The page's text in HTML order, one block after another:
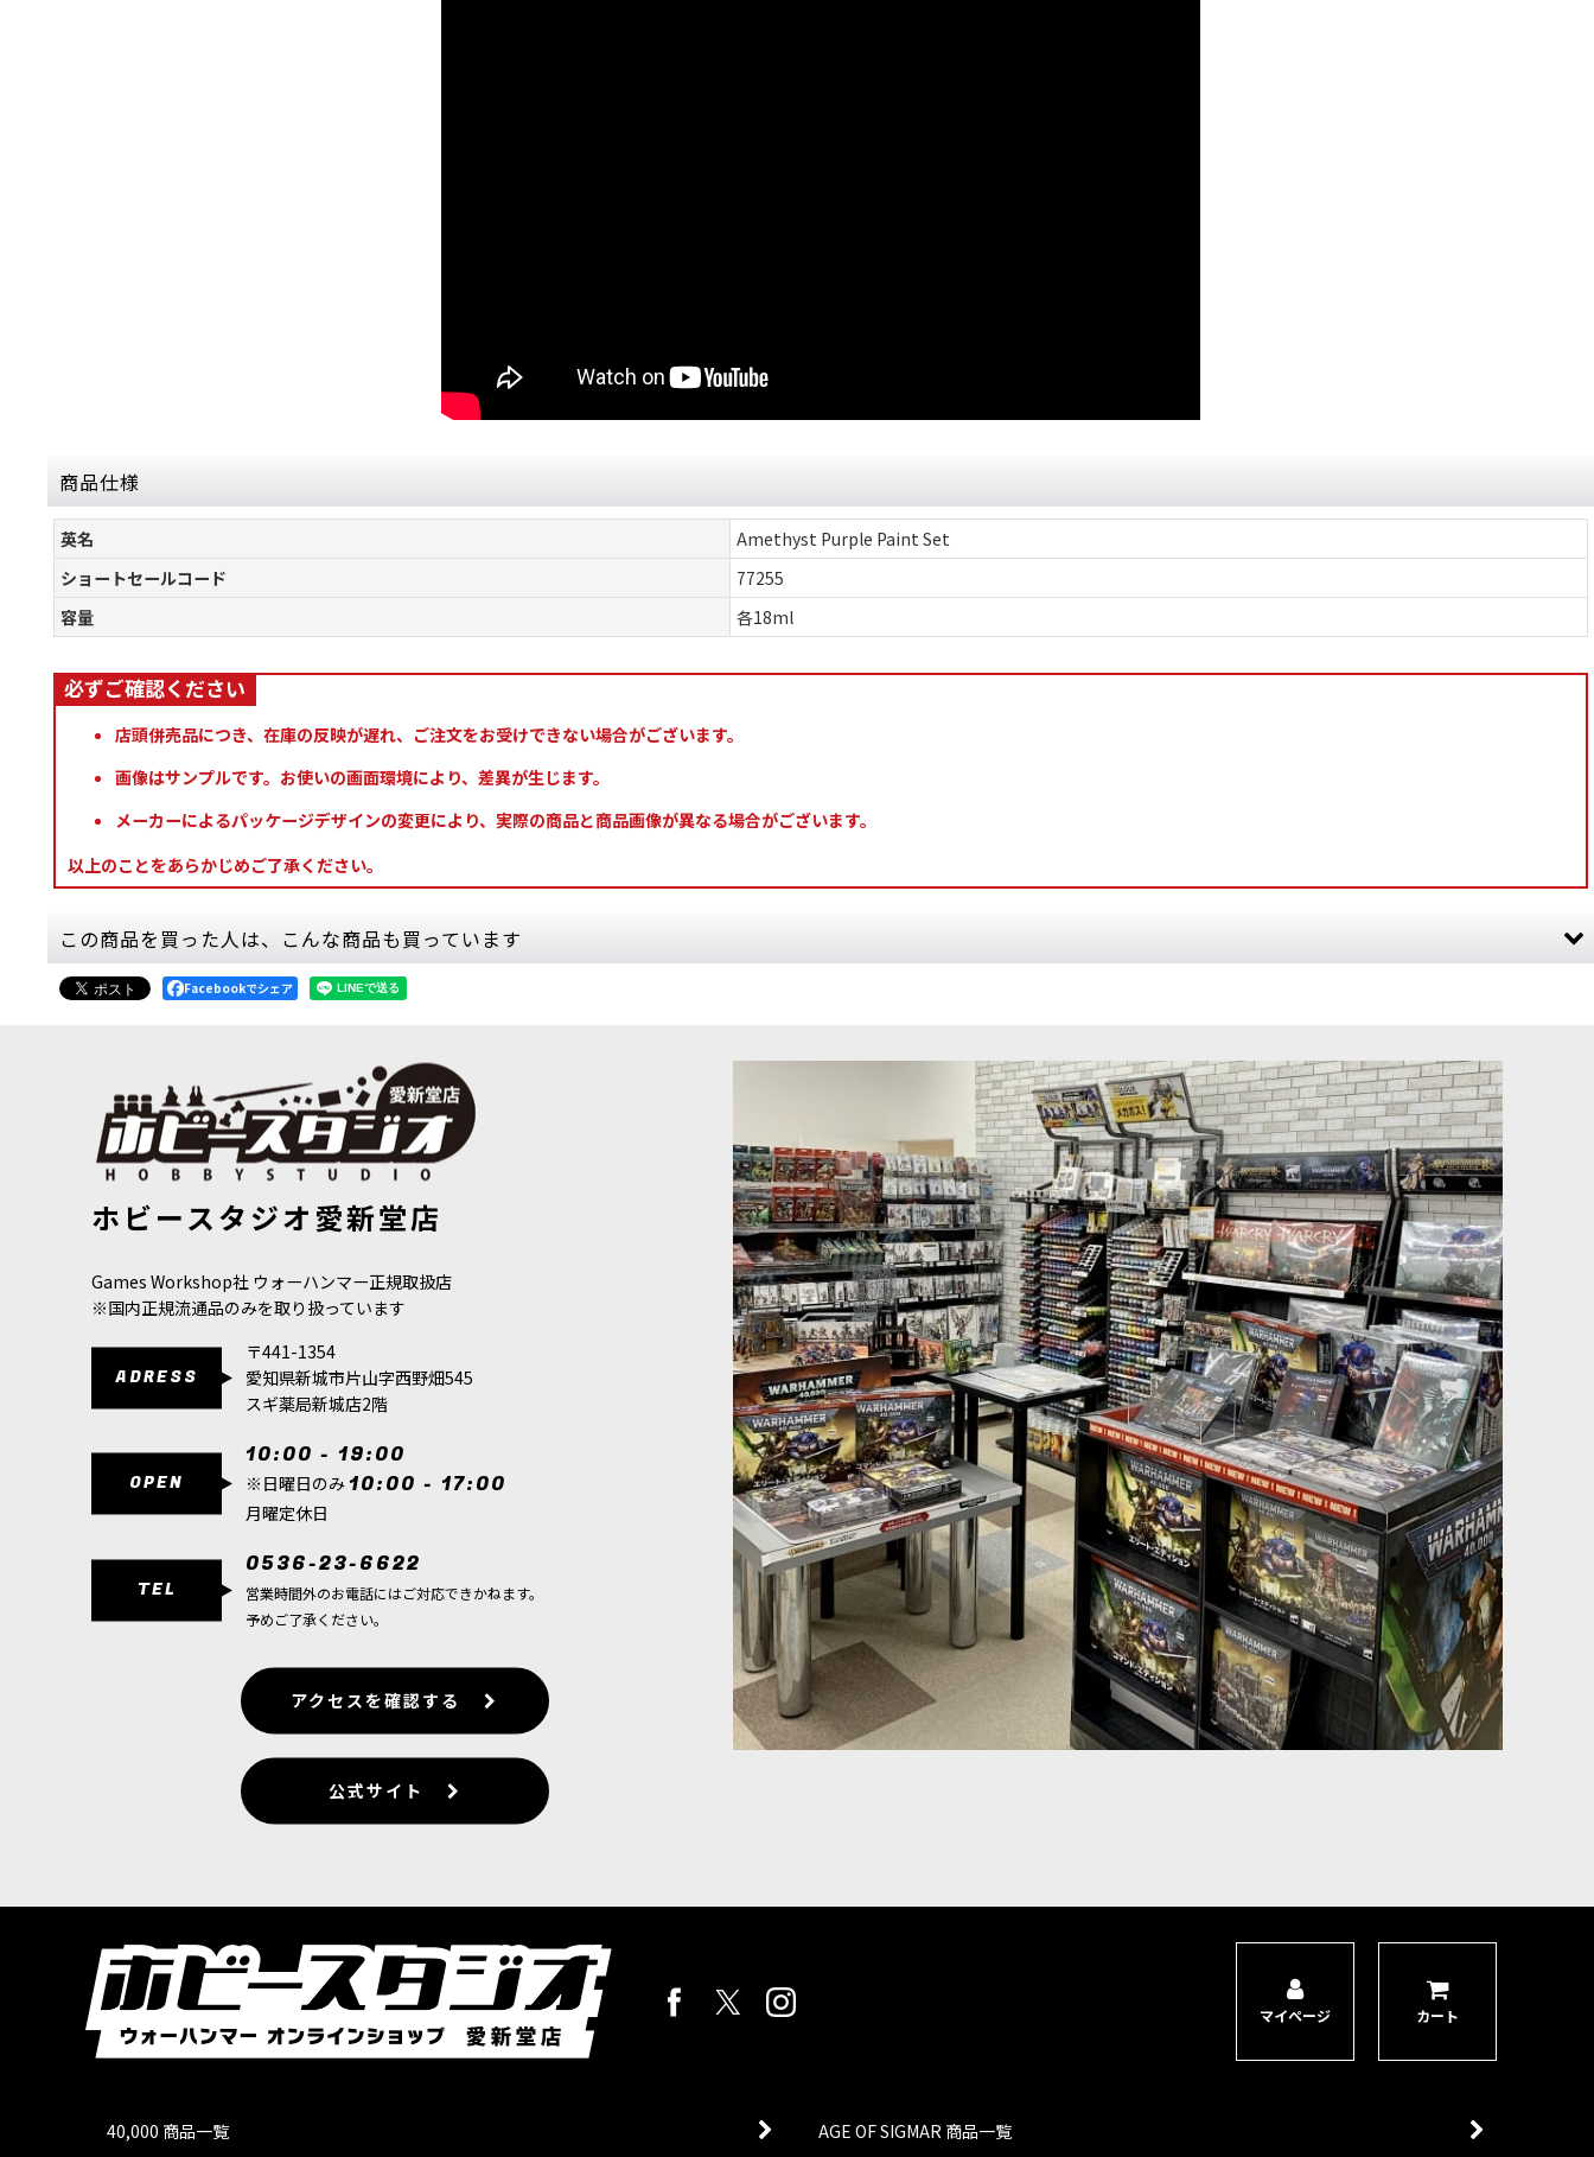
商品仕様
英名
Amethyst Purple Paint Set
ショートセールコード
77255
容量
各18ml
店頭併売品につき、在庫の反映が遅れ、ご注文をお受けできない場合がございます。
画像はサンプルです。お使いの画面環境により、差異が生じます。
メーカーによるパッケージデザインの変更により、実際の商品と商品画像が異なる場合がございます。
以上のことをあらかじめご了承ください。
この商品を買った人は、こんな商品も買っています
77251]
円 (税込)
[ファレホ：TMM] ビートルグリーン(ベース色)[77133]
[ファレホ：TMM] エンシェントカッパー(4本セット)
[77253]
1,980円(税込)
[ファレホ：TMM] アメジストパープル(ライト色)
[77108]
517円(税込)
Facebookでシェア
ホビースタジオ愛新堂店
Games Workshop社 ウォーハンマー正規取扱店
※国内正規流通品のみを取り扱っています
ADRESS
〒441-1354
愛知県新城市片山字西野畑545
スギ薬局新城店2階
OPEN
10:00 - 19:00
※日曜日のみ 10:00 - 17:00
月曜定休日
TEL
0536-23-6622
営業時間外のお電話にはご対応できかねます。
予めご了承ください。
アクセスを確認する
公式サイト
マイページ カート
40,000 商品一覧 AGE OF SIGMAR 商品一覧